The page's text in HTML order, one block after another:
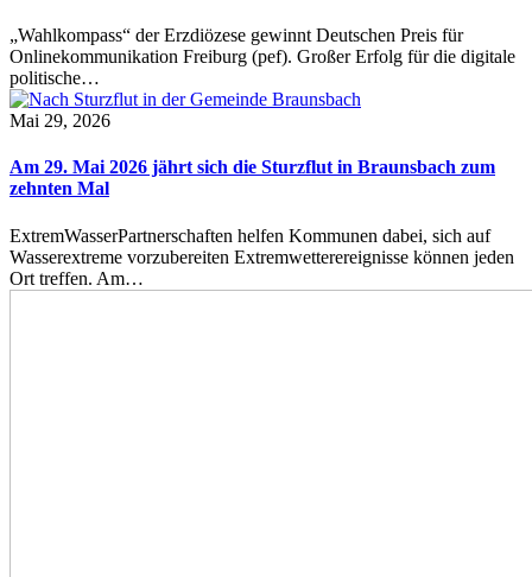
„Wahlkompass“ der Erzdiözese gewinnt Deutschen Preis für
Onlinekommunikation Freiburg (pef). Großer Erfolg für die digitale
politische…
Mai 29, 2026
Am 29. Mai 2026 jährt sich die Sturzflut in Braunsbach zum
zehnten Mal
ExtremWasserPartnerschaften helfen Kommunen dabei, sich auf
Wasserextreme vorzubereiten Extremwetterereignisse können jeden
Ort treffen. Am…